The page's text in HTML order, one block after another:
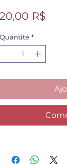
20,00 R$
Quantité *